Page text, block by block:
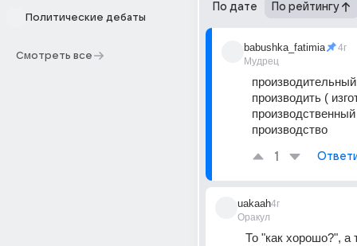
Политические дебаты
Смотреть все
По дате По рейтингу
babushka_fatimia
Мудрец
4г
производить (
производство
1
uakaah
Оракул
4г
То "как хорошо?", а